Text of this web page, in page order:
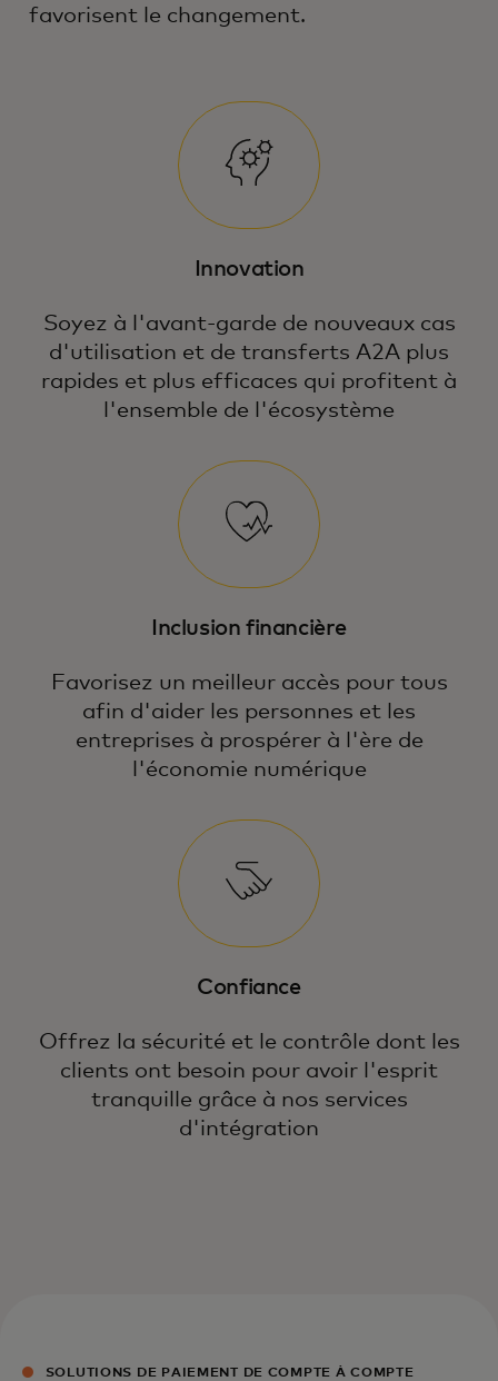
favorisent le changement.
Innovation
Soyez à l'avant-garde de nouveaux cas
d'utilisation et de transferts A2A plus
rapides et plus efficaces qui profitent à
l'ensemble de l'écosystème
Inclusion financière
Favorisez un meilleur accès pour tous
afin d'aider les personnes et les
entreprises à prospérer à l'ère de
l'économie numérique
Confiance
Offrez la sécurité et le contrôle dont les
clients ont besoin pour avoir l'esprit
tranquille grâce à nos services
d'intégration
SOLUTIONS DE PAIEMENT DE COMPTE À COMPTE